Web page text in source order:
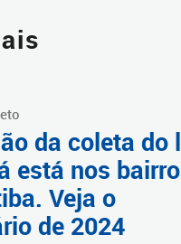
da coleta do
está nos
Veja o
de 2024